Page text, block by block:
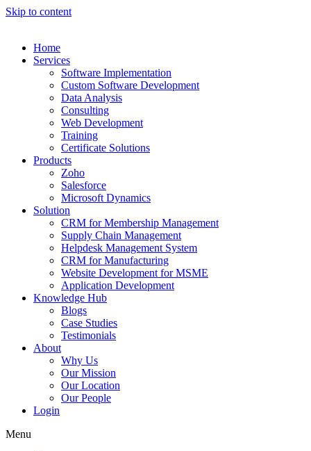
Skip to content
Home
Services
Software Implementation
Custom Software Development
Data Analysis
Consulting
Web Development
Training
Certificate Solutions
Products
Zoho
Salesforce
Microsoft Dynamics
Solution
CRM for Membership Management
Supply Chain Management
Helpdesk Management System
CRM for Manufacturing
Website Development for MSME
Application Development
Knowledge Hub
Blogs
Case Studies
Testimonials
About
Why Us
Our Mission
Our Location
Our People
Login
Menu